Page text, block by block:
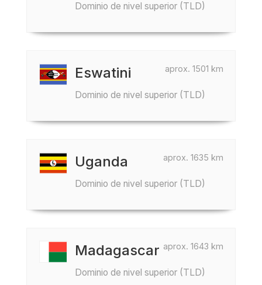
Dominio de nivel superior (TLD)
aprox. 1501 km
Eswatini
Dominio de nivel superior (TLD)
aprox. 1635 km
Uganda
Dominio de nivel superior (TLD)
aprox. 1643 km
Madagascar
Dominio de nivel superior (TLD)